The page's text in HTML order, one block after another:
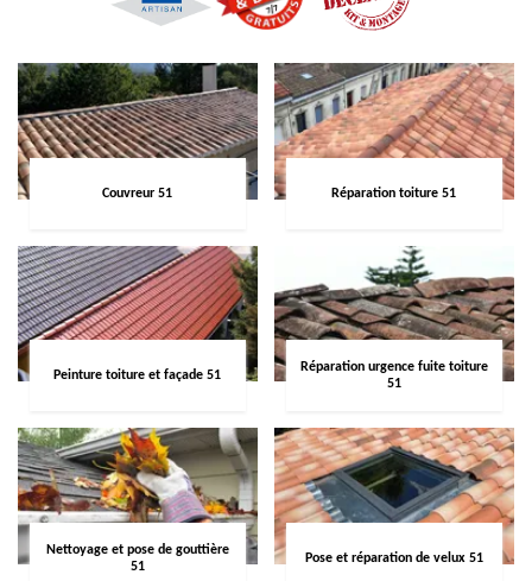
Couvreur 51 Réparation toiture 51
Peinture toiture et façade 51
Réparation urgence fuite toiture
51
Nettoyage et pose de gouttière
51
Pose et réparation de velux 51